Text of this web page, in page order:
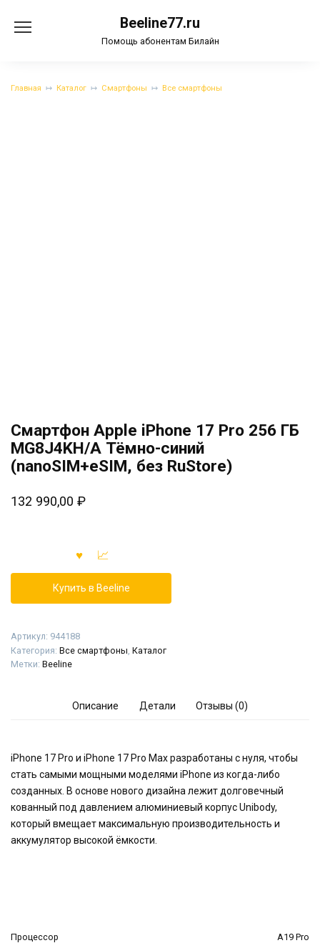
содержанию
Beeline77.ru
Помощь абонентам Билайн
Главная Каталог Смартфоны Все смартфоны
Смартфон Apple iPhone 17 Pro 256 ГБ
MG8J4KH/A Тёмно-синий
(nanoSIM+eSIM, без RuStore)
132 990,00 ₽
Купить в Beeline
Артикул: 944188
Категория: Все смартфоны Каталог
Метки: Beeline
Описание Детали Отзывы (0)
iPhone 17 Pro и iPhone 17 Pro Max разработаны с нуля, чтобы
стать самыми мощными моделями iPhone из когда-либо
созданных. В основе нового дизайна лежит долговечный
кованный под давлением алюминиевый корпус Unibody,
который вмещает максимальную производительность и
аккумулятор высокой ёмкости.
Процессор A19 Pro